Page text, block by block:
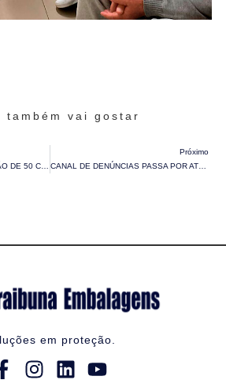
também vai gostar
Próximo
CANAL DE DENÚNCIAS PASSA POR ATUALIZAÇÃO E REFORÇA COMPROMISSO COM A INTEGRIDADE
em proteção.